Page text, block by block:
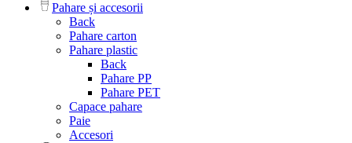
Pahare și accesorii
Back
Pahare carton
Pahare plastic
Back
Pahare PP
Pahare PET
Capace pahare
Paie
Accesori